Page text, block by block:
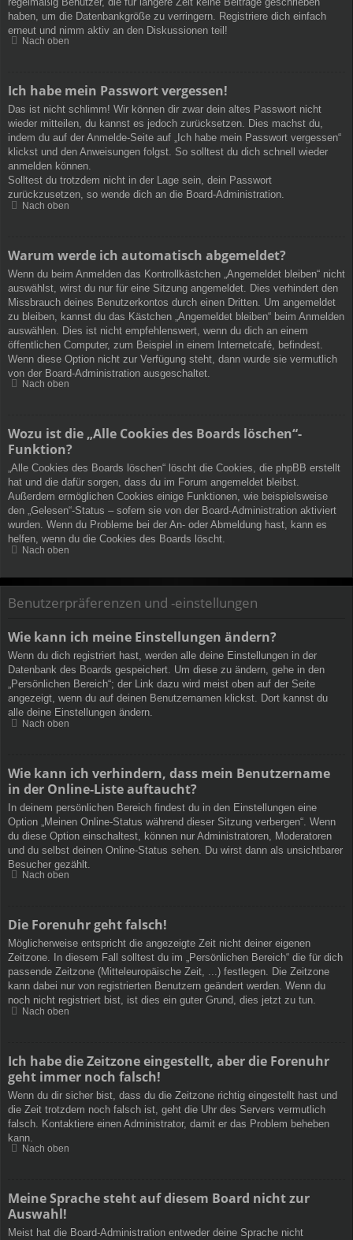
haben, um die Datenbankgröße zu verringern. Registriere dich einfach
erneut und nimm aktiv an den Diskussionen teil!
Nach oben
Ich habe mein Passwort vergessen!
Das ist nicht schlimm! Wir können dir zwar dein altes Passwort nicht
wieder mitteilen, du kannst es jedoch zurücksetzen. Dies machst du,
indem du auf der Anmelde-Seite auf „Ich habe mein Passwort vergessen“
klickst und den Anweisungen folgst. So solltest du dich schnell wieder
anmelden können.
Solltest du trotzdem nicht in der Lage sein, dein Passwort
zurückzusetzen, so wende dich an die Board-Administration.
Nach oben
Warum werde ich automatisch abgemeldet?
Wenn du beim Anmelden das Kontrollkästchen „Angemeldet bleiben“ nicht
auswählst, wirst du nur für eine Sitzung angemeldet. Dies verhindert den
Missbrauch deines Benutzerkontos durch einen Dritten. Um angemeldet
zu bleiben, kannst du das Kästchen „Angemeldet bleiben“ beim Anmelden
auswählen. Dies ist nicht empfehlenswert, wenn du dich an einem
öffentlichen Computer, zum Beispiel in einem Internetcafé, befindest.
Wenn diese Option nicht zur Verfügung steht, dann wurde sie vermutlich
von der Board-Administration ausgeschaltet.
Nach oben
Wozu ist die „Alle Cookies des Boards löschen“-
Funktion?
„Alle Cookies des Boards löschen“ löscht die Cookies, die phpBB erstellt
hat und die dafür sorgen, dass du im Forum angemeldet bleibst.
Außerdem ermöglichen Cookies einige Funktionen, wie beispielsweise
den „Gelesen“-Status – sofern sie von der Board-Administration aktiviert
wurden. Wenn du Probleme bei der An- oder Abmeldung hast, kann es
helfen, wenn du die Cookies des Boards löscht.
Nach oben
Benutzerpräferenzen und -einstellungen
Wie kann ich meine Einstellungen ändern?
Wenn du dich registriert hast, werden alle deine Einstellungen in der
Datenbank des Boards gespeichert. Um diese zu ändern, gehe in den
„Persönlichen Bereich“; der Link dazu wird meist oben auf der Seite
angezeigt, wenn du auf deinen Benutzernamen klickst. Dort kannst du
alle deine Einstellungen ändern.
Nach oben
Wie kann ich verhindern, dass mein Benutzername
in der Online-Liste auftaucht?
In deinem persönlichen Bereich findest du in den Einstellungen eine
Option „Meinen Online-Status während dieser Sitzung verbergen“. Wenn
du diese Option einschaltest, können nur Administratoren, Moderatoren
und du selbst deinen Online-Status sehen. Du wirst dann als unsichtbarer
Besucher gezählt.
Nach oben
Die Forenuhr geht falsch!
Möglicherweise entspricht die angezeigte Zeit nicht deiner eigenen
Zeitzone. In diesem Fall solltest du im „Persönlichen Bereich“ die für dich
passende Zeitzone (Mitteleuropäische Zeit, ...) festlegen. Die Zeitzone
kann dabei nur von registrierten Benutzern geändert werden. Wenn du
noch nicht registriert bist, ist dies ein guter Grund, dies jetzt zu tun.
Nach oben
Ich habe die Zeitzone eingestellt, aber die Forenuhr
geht immer noch falsch!
Wenn du dir sicher bist, dass du die Zeitzone richtig eingestellt hast und
die Zeit trotzdem noch falsch ist, geht die Uhr des Servers vermutlich
falsch. Kontaktiere einen Administrator, damit er das Problem beheben
kann.
Nach oben
Meine Sprache steht auf diesem Board nicht zur
Auswahl!
Meist hat die Board-Administration entweder deine Sprache nicht